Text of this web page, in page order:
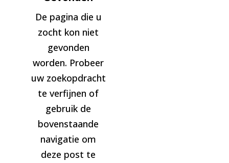
De pagina die u
zocht kon niet
gevonden
worden. Probeer
uw zoekopdracht
te verfijnen of
gebruik de
bovenstaande
navigatie om
deze post te